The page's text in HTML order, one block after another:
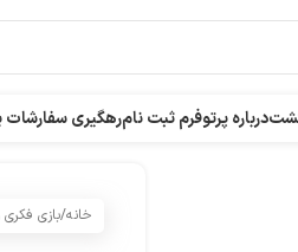
درباره پرتوفرم ثبت نامرهگیری
خانه/بازی